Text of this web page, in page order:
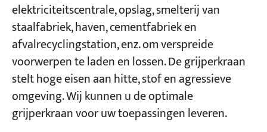
elektriciteitscentrale, opslag, smelterij van
staalfabriek, haven, cementfabriek en
afvalrecyclingstation, enz. om verspreide
voorwerpen te laden en lossen. De grijperkraan
stelt hoge eisen aan hitte, stof en agressieve
omgeving. Wij kunnen u de optimale
grijperkraan voor uw toepassingen leveren.